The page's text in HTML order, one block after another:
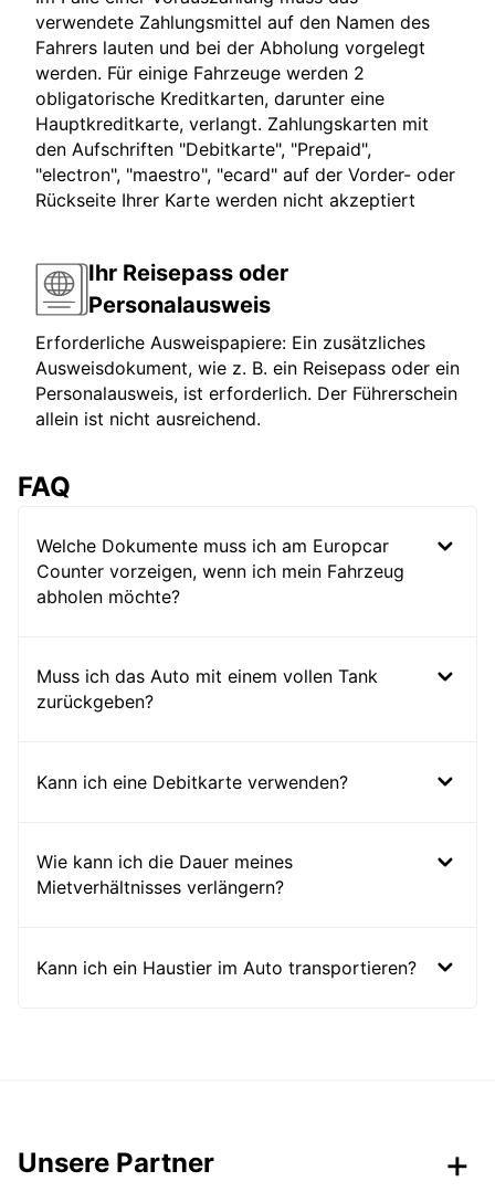
verwendete Zahlungsmittel auf den Namen des
Fahrers lauten und bei der Abholung vorgelegt
werden. Für einige Fahrzeuge werden 2
obligatorische Kreditkarten, darunter eine
Hauptkreditkarte, verlangt. Zahlungskarten mit
den Aufschriften "Debitkarte", "Prepaid",
"electron", "maestro", "ecard" auf der Vorder- oder
Rückseite Ihrer Karte werden nicht akzeptiert
Ihr Reisepass oder
Personalausweis
Erforderliche Ausweispapiere: Ein zusätzliches
Ausweisdokument, wie z. B. ein Reisepass oder ein
Personalausweis, ist erforderlich. Der Führerschein
allein ist nicht ausreichend.
FAQ
Welche Dokumente muss ich am Europcar
Counter vorzeigen, wenn ich mein Fahrzeug
abholen möchte?
Muss ich das Auto mit einem vollen Tank
zurückgeben?
Kann ich eine Debitkarte verwenden?
Wie kann ich die Dauer meines
Mietverhältnisses verlängern?
Kann ich ein Haustier im Auto transportieren?
Unsere Partner